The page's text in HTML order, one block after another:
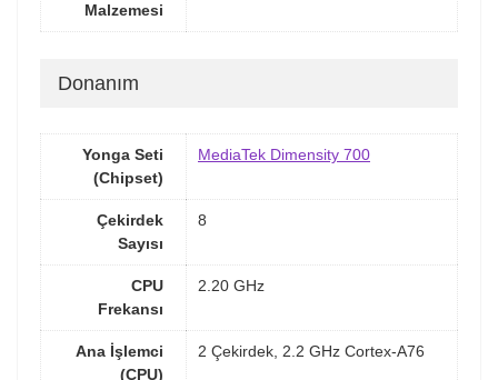
Malzemesi
Donanım
Yonga Seti
(Chipset)
MediaTek Dimensity 700
Çekirdek
Sayısı
8
CPU
Frekansı
2.20 GHz
Ana İşlemci
(CPU)
2 Çekirdek, 2.2 GHz Cortex-A76